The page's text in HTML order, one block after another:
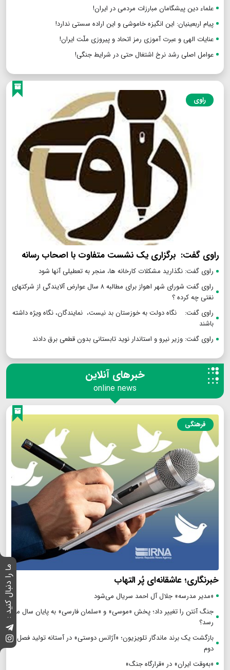
ما را دنبال کنید :
علماء دین پیشگامان مبارزات مردمی در ایران!
پیام اربعینیان: این انگیزه خاموشی و این اراده سستی ندارد!
عنایات الهی و عبرت آموزی رمز اتحاد و پیروزی ملّت ایران!
عوامل اصلی رشد نرخ اشتغال حتی در شرایط جنگی!
راوی
راوی گفت: برگزاری یک نشست متفاوت با اصحاب رسانه
راوی گفت: نگذارید مشکلات کارخانه ها، منجر به تعطیلی آنها شود
راوی گفت شورای شهر اهواز برای مطالبه ۸ سال عوارض آلایندگی از شرکتهای
نفتی چه کرده ؟
راوی گفت: نگاه دولت به خوزستان بد نیست، نمایندگان، نگاه ویژه داشته
باشند
راوی گفت: وزیر نیرو و استاندار نوید تابستانی بدون قطعی برق دادند
خبرهای آنلاین
online news
فرهنگی
خبرنگاری؛ عاشقانه‌ای پُر التهاب
«مدیر مدرسه» جلال آل احمد سریال می‌شود
جنگ آنتن را تغییر داد؛ پخش «موسی» و «سلمان فارسی» به پایان سال می
رسد؟
بازگشت یک برند ماندگار تلویزیون؛ «آژانس دوستی» در آستانه تولید فصل
دوم
«به‌وقت ایران» در «قرارگاه جنگ»